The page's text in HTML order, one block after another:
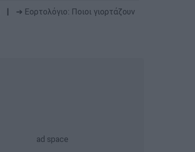
➔ Εορτολόγιο: Ποιοι γιορτάζουν